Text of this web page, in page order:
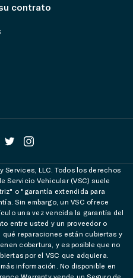
contrato
Services, LLC. Todos los derechos
Servicio Vehicular (VSC) suele
o "garantía extendida para
Sin embargo, un VSC ofrece
una vez vencida la garantía del
entre usted y un proveedor o
qué reparaciones están cubiertas y
cobertura, y es posible que no
por el VSC que adquiera.
información. No disponible en